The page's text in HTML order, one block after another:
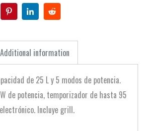
Additional information
de 25 L y 5 modos de potencia.
de potencia, temporizador de hasta 95
Incluye grill.